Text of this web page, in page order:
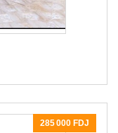
285 000 FDJ